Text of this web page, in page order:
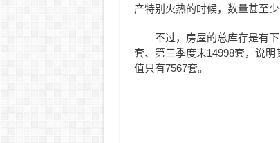
产特别火热的时候，数量甚至少
不过，房屋的总库存是有
套、第三季度末14998套，说
值只有7567套。